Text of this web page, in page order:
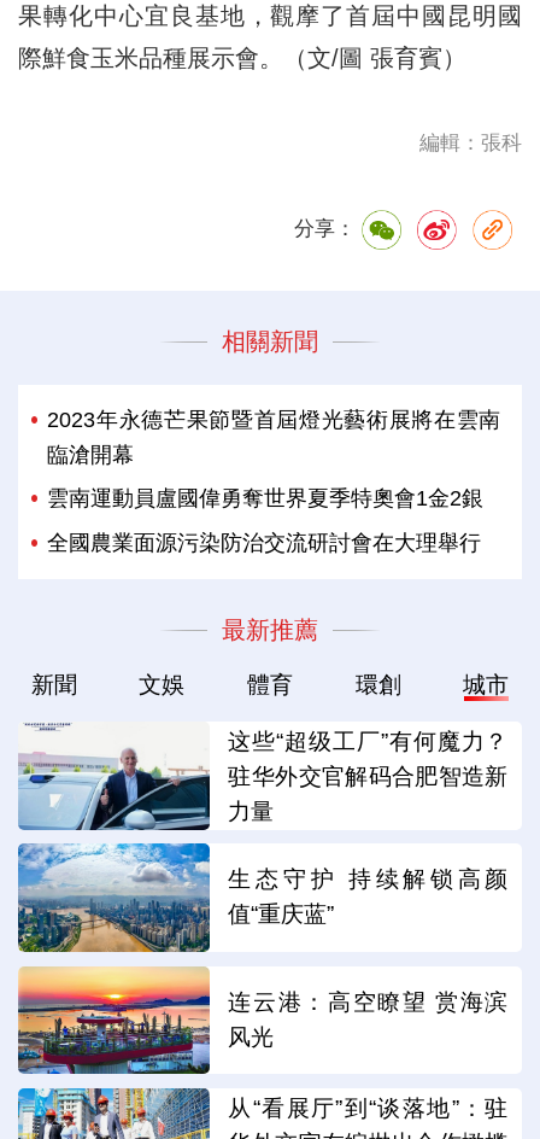
果轉化中心宜良基地，觀摩了首屆中國昆明國
際鮮食玉米品種展示會。（文/圖 張育賓）
編輯：張科
分享：
相關新聞
2023年永德芒果節暨首屆燈光藝術展將在雲南
臨滄開幕
雲南運動員盧國偉勇奪世界夏季特奧會1金2銀
全國農業面源污染防治交流研討會在大理舉行
最新推薦
新聞 文娛 體育 環創 城市
这些“超级工厂”有何魔力？
驻华外交官解码合肥智造新
力量
生态守护 持续解锁高颜
值“重庆蓝”
连云港：高空瞭望 赏海滨
风光
从“看展厅”到“谈落地”：驻